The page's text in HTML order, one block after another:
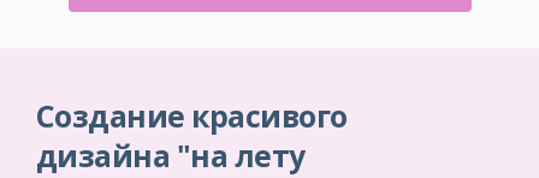
Создание красивого
дизайна "на лету